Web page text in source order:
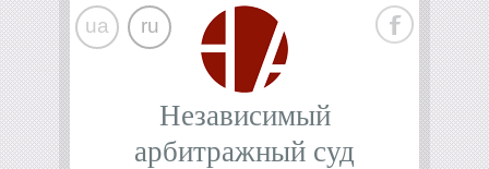
ua ru
Независимый
арбитражный суд